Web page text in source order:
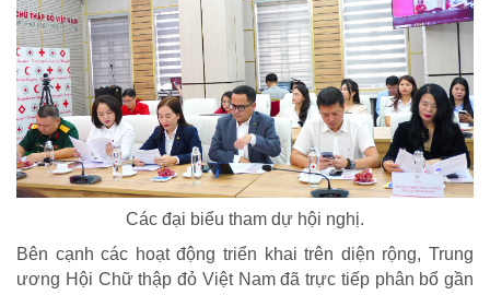
CHÍNH SÁCH AN SINH
Giảm nghèo bền vững
Xây dựng Nông thôn mới
Bảo hiểm xã hội - Bảo hiểm y tế
Các đại biểu tham dự hội nghị.
Bên cạnh các hoạt động triển khai trên diện rộng, Trung
ương Hội Chữ thập đỏ Việt Nam đã trực tiếp phân bổ gần